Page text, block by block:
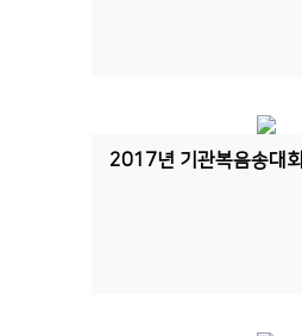
2017년 기관복음송대회